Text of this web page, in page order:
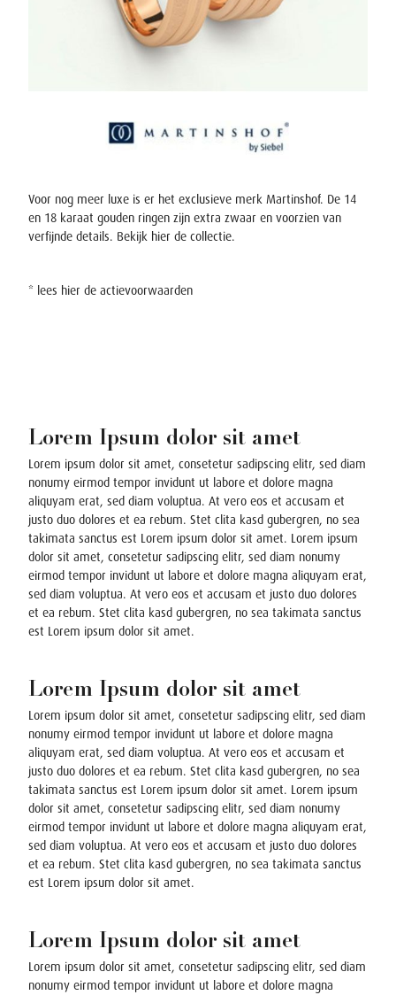
Voor nog meer luxe is er het exclusieve merk Martinshof. De 14
en 18 karaat gouden ringen zijn extra zwaar en voorzien van
verfijnde details. Bekijk hier de collectie.
* lees hier de actievoorwaarden
Lorem Ipsum dolor sit amet
Lorem ipsum dolor sit amet, consetetur sadipscing elitr, sed diam
nonumy eirmod tempor invidunt ut labore et dolore magna
aliquyam erat, sed diam voluptua. At vero eos et accusam et
justo duo dolores et ea rebum. Stet clita kasd gubergren, no sea
takimata sanctus est Lorem ipsum dolor sit amet. Lorem ipsum
dolor sit amet, consetetur sadipscing elitr, sed diam nonumy
eirmod tempor invidunt ut labore et dolore magna aliquyam erat,
sed diam voluptua. At vero eos et accusam et justo duo dolores
et ea rebum. Stet clita kasd gubergren, no sea takimata sanctus
est Lorem ipsum dolor sit amet.
Lorem Ipsum dolor sit amet
Lorem ipsum dolor sit amet, consetetur sadipscing elitr, sed diam
nonumy eirmod tempor invidunt ut labore et dolore magna
aliquyam erat, sed diam voluptua. At vero eos et accusam et
justo duo dolores et ea rebum. Stet clita kasd gubergren, no sea
takimata sanctus est Lorem ipsum dolor sit amet. Lorem ipsum
dolor sit amet, consetetur sadipscing elitr, sed diam nonumy
eirmod tempor invidunt ut labore et dolore magna aliquyam erat,
sed diam voluptua. At vero eos et accusam et justo duo dolores
et ea rebum. Stet clita kasd gubergren, no sea takimata sanctus
est Lorem ipsum dolor sit amet.
Lorem Ipsum dolor sit amet
Lorem ipsum dolor sit amet, consetetur sadipscing elitr, sed diam
nonumy eirmod tempor invidunt ut labore et dolore magna